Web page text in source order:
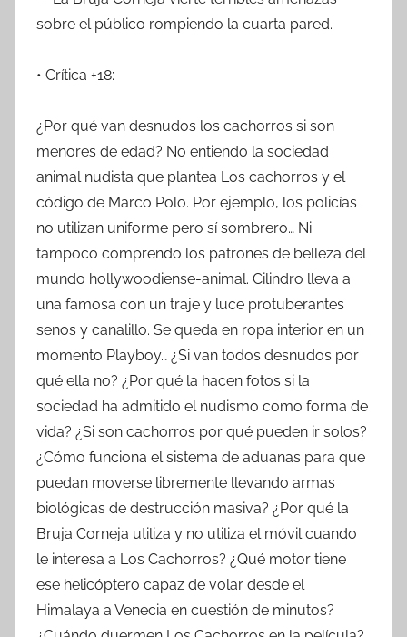
sobre el público rompiendo la cuarta pared.
• Crítica +18:
¿Por qué van desnudos los cachorros si son
menores de edad? No entiendo la sociedad
animal nudista que plantea Los cachorros y el
código de Marco Polo. Por ejemplo, los policías
no utilizan uniforme pero sí sombrero… Ni
tampoco comprendo los patrones de belleza del
mundo hollywoodiense-animal. Cilindro lleva a
una famosa con un traje y luce protuberantes
senos y canalillo. Se queda en ropa interior en un
momento Playboy… ¿Si van todos desnudos por
qué ella no? ¿Por qué la hacen fotos si la
sociedad ha admitido el nudismo como forma de
vida? ¿Si son cachorros por qué pueden ir solos?
¿Cómo funciona el sistema de aduanas para que
puedan moverse libremente llevando armas
biológicas de destrucción masiva? ¿Por qué la
Bruja Corneja utiliza y no utiliza el móvil cuando
le interesa a Los Cachorros? ¿Qué motor tiene
ese helicóptero capaz de volar desde el
Himalaya a Venecia en cuestión de minutos?